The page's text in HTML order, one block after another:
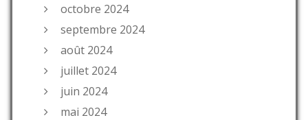
octobre 2024
septembre 2024
août 2024
juillet 2024
juin 2024
mai 2024